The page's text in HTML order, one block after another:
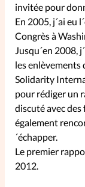
La
La Pause
éditions
À propos
La
Mon
invitée pour
En 2005, j´ai eu
Congrès à
Jusqu´en 2008,
les enlèvements
Solidarity
pour rédiger un
discuté avec
également
´échapper.
Le premier
2012.